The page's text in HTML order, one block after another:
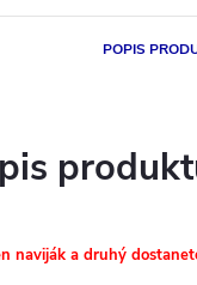
POPIS
naviják a druhý